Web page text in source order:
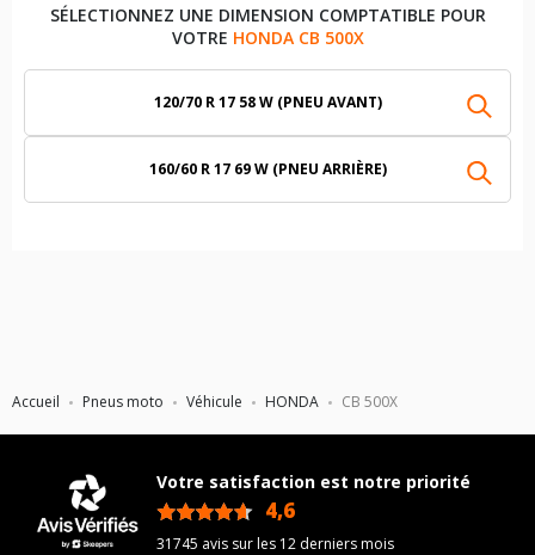
Accueil Pneus moto Véhicule HONDA CB 500X
SÉLECTIONNEZ UNE DIMENSION COMPTATIBLE POUR
VOTRE HONDA CB 500X
120/70 R 17 58 W (PNEU AVANT)
160/60 R 17 69 W (PNEU ARRIÈRE)
Votre satisfaction est notre priorité
4,6
31745 avis sur les 12 derniers mois